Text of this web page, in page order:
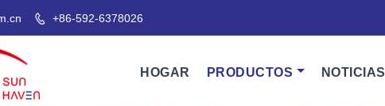
 +86-592-6378026
HOGAR PRODUCTOS NOTICIAS